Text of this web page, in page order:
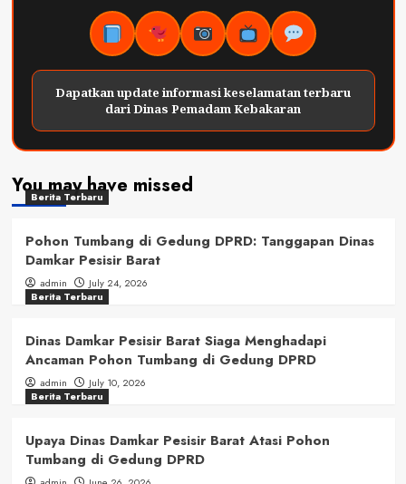
Dapatkan update informasi keselamatan terbaru
dari Dinas Pemadam Kebakaran
You may have missed
Berita Terbaru
Pohon Tumbang di Gedung DPRD: Tanggapan Dinas
Damkar Pesisir Barat
admin
July 24, 2026
Berita Terbaru
Dinas Damkar Pesisir Barat Siaga Menghadapi
Ancaman Pohon Tumbang di Gedung DPRD
admin
July 10, 2026
Berita Terbaru
Upaya Dinas Damkar Pesisir Barat Atasi Pohon
Tumbang di Gedung DPRD